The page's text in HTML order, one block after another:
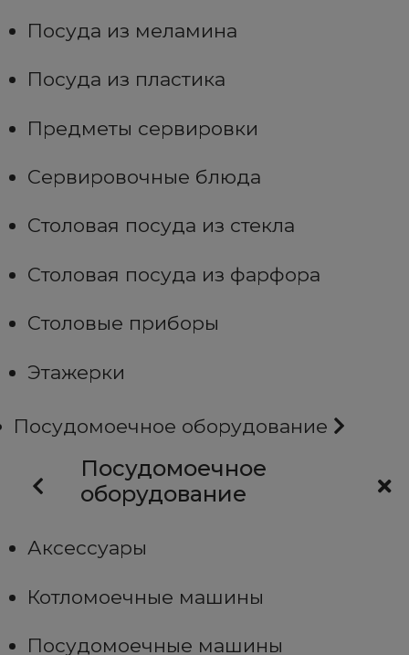
Посуда из меламина
Посуда из пластика
Предметы сервировки
Сервировочные блюда
Столовая посуда из стекла
Столовая посуда из фарфора
Столовые приборы
Этажерки
Посудомоечное оборудование
Посудомоечное
оборудование
Аксессуары
Котломоечные машины
Посудомоечные машины